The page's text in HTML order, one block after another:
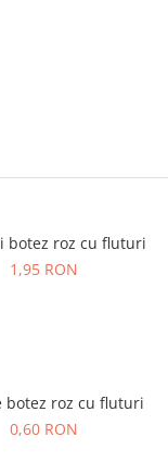
botez roz cu fluturi
1,95 RON
botez roz cu fluturi
0,60 RON